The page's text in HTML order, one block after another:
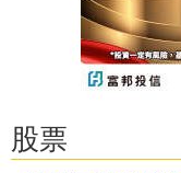
股票